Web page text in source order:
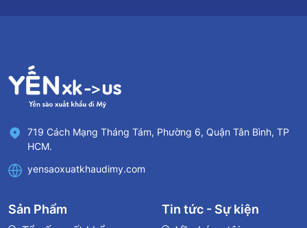
719 Cách Mạng Tháng Tám, Phường 6, Quận Tân Bình, TP
HCM.
yensaoxuatkhaudimy.com
Sản Phẩm Tin tức - Sự kiện